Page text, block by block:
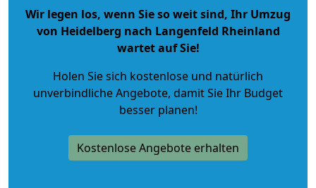
Wir legen los, wenn Sie so weit sind, Ihr Umzug
von Heidelberg nach Langenfeld Rheinland
wartet auf Sie!
Holen Sie sich kostenlose und natürlich
unverbindliche Angebote, damit Sie Ihr Budget
besser planen!
Kostenlose Angebote erhalten